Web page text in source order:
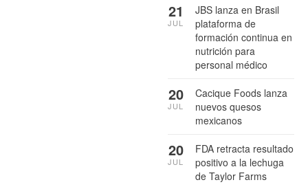
JBS lanza en Brasil
plataforma de
formación continua en
nutrición para
personal médico
21
JUL
Cacique Foods lanza
nuevos quesos
mexicanos
20
JUL
FDA retracta resultado
positivo a la lechuga
de Taylor Farms
20
JUL